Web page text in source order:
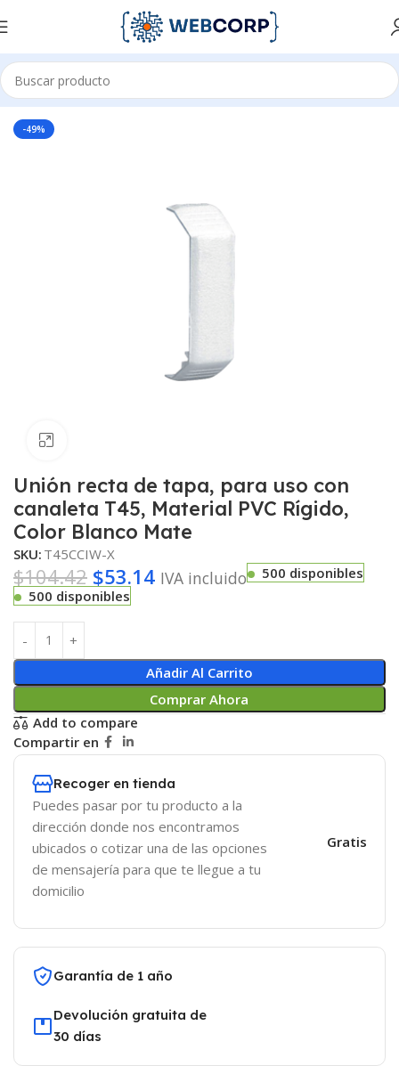
Inicio CANALIZACIÓN CANALETAS
-49%
Unión recta de tapa, para uso con
canaleta T45, Material PVC Rígido,
Color Blanco Mate
SKU: T45CCIW-X
$104.42 $53.14 IVA incluido
500 disponibles
500 disponibles
Añadir Al Carrito
Comprar Ahora
Add to compare
Compartir en
Recoger en tienda
Puedes pasar por tu producto a la
dirección donde nos encontramos
ubicados o cotizar una de las opciones
de mensajería para que te llegue a tu
domicilio
Gratis
Garantía de 1 año
Devolución gratuita de
30 días